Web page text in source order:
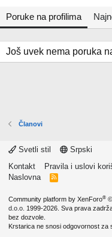
Poruke na profilima
Još uvek nema poruka
Članovi
Svetli stil
Srpski
Kontakt
Pravila i uslovi
Naslovna
R
Community platform by XenForo®
d.o.o. 1999-2026. Sva prava
bez dozvole.
Krstarica ne snosi odgovornost za